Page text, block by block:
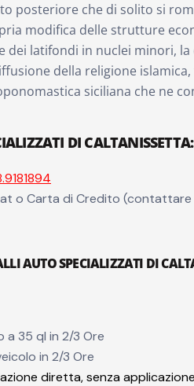
posteriore che di solito si
modifica delle strutture
dei latifondi in nuclei minori,
della religione
siciliana che ne
DI CALTANISSETTA:
o Carta di Credito
AUTO SPECIALIZZATI DI
a 35 ql in 2/3 Ore
in 2/3 Ore
diretta, senza